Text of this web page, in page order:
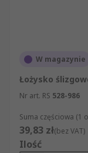
W magazynie
Łożysko
Nr art. RS 528-986
Suma częściowa (1
39,83 zł(bez VAT)
Ilość